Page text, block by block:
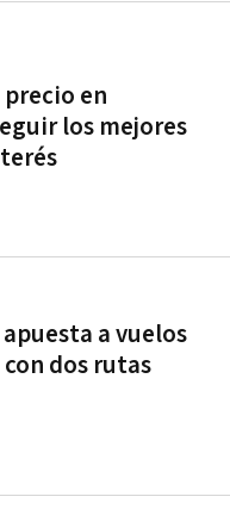
en
los mejores
a vuelos
dos rutas